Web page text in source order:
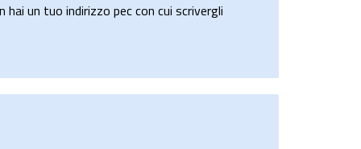
hai un tuo indirizzo pec con cui scrivergli